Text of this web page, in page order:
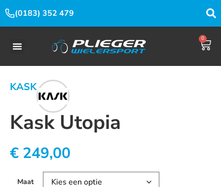
(0183) 352 479
0
KASK
Kask Utopia
€ 249,00
Maat